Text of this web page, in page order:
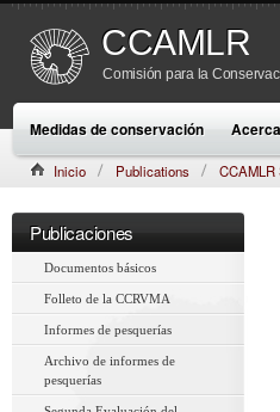
CCAMLR
Comisión para la
Medidas de conservación
Inicio Publications CCAMLR
Publicaciones
Documentos básicos
Folleto de la CCRVMA
Informes de pesquerías
Archivo de informes de
pesquerías